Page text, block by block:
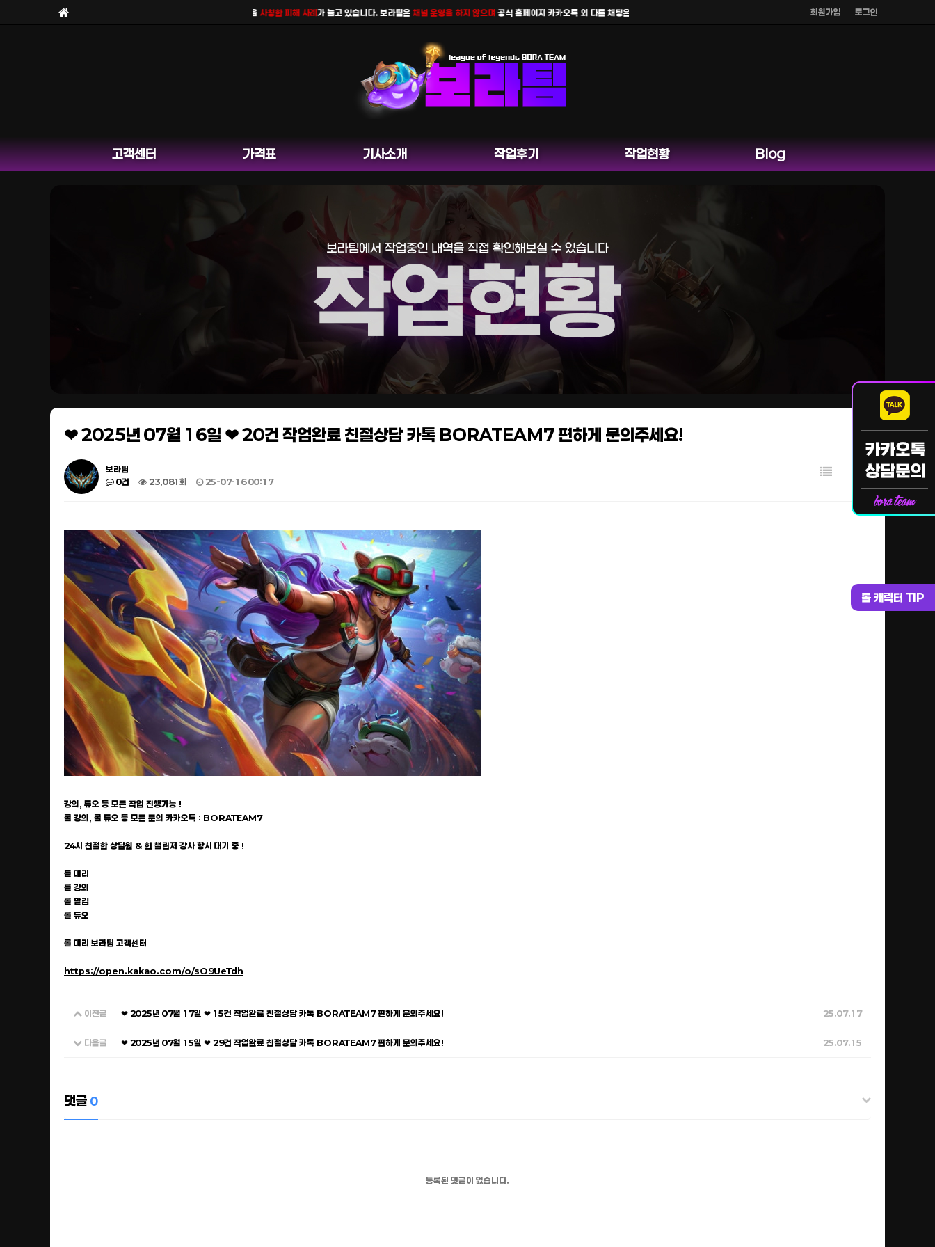
회원가입 로그인
사칭한 피해 사례가 늘고 있습니다. 보라팀은채널 운영을 하지 않으며 공식 홈페이지 카카오톡 외 다른 채팅은 운영하지 않습니다.
롤 캐릭터 TIP
고객센터 가격표 기사소개 작업후기 작업현황 Blog
❤ 2025년 07월 16일 ❤ 20건 작업완료 친절상담 카톡 BORATEAM7 편하게 문의주세요!
보라팀
0건
23,081회 25-07-16 00:17
강의, 듀오 등 모든 작업 진행가능 !
롤 강의, 롤 듀오 등 모든 문의 카카오톡 : BORATEAM7
24시 친절한 상담원 & 현 챌린저 강사 항시 대기 중 !
롤 대리
롤 강의
롤 맡김
롤 듀오
롤 대리 보라팀 고객센터
https://open.kakao.com/o/sO9UeTdh
이전글 ❤ 2025년 07월 17일 ❤ 15건 작업완료 친절상담 카톡 BORATEAM7 편하게 문의주세요! 25.07.17
다음글 ❤ 2025년 07월 15일 ❤ 29건 작업완료 친절상담 카톡 BORATEAM7 편하게 문의주세요! 25.07.15
댓글 0
등록된 댓글이 없습니다.